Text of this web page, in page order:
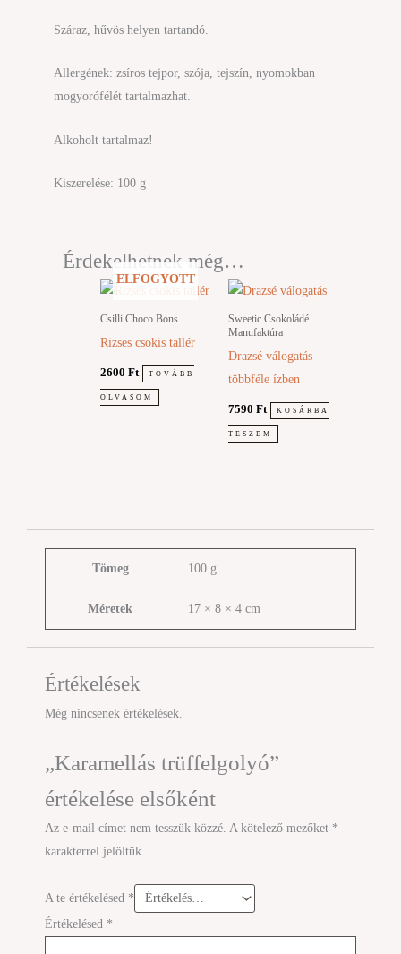
Száraz, hűvös helyen tartandó.
Allergének: zsíros tejpor, szója, tejszín, nyomokban
mogyorófélét tartalmazhat.
Alkoholt tartalmaz!
Kiszerelése: 100 g
Érdekelhetnek még…
ELFOGYOTT
Csilli Choco Bons
Rizses csokis tallér
2600 Ft TOVÁBB
OLVASOM
Sweetic Csokoládé
Manufaktúra
Drazsé válogatás
többféle ízben
7590 Ft KOSÁRBA
TESZEM
Tömeg 100 g
Méretek 17 × 8 × 4 cm
Értékelések
Még nincsenek értékelések.
„Karamellás trüffelgolyó”
értékelése elsőként
Az e-mail címet nem tesszük közzé. A kötelező mezőket *
karakterrel jelöltük
A te értékelésed *
Értékelésed *